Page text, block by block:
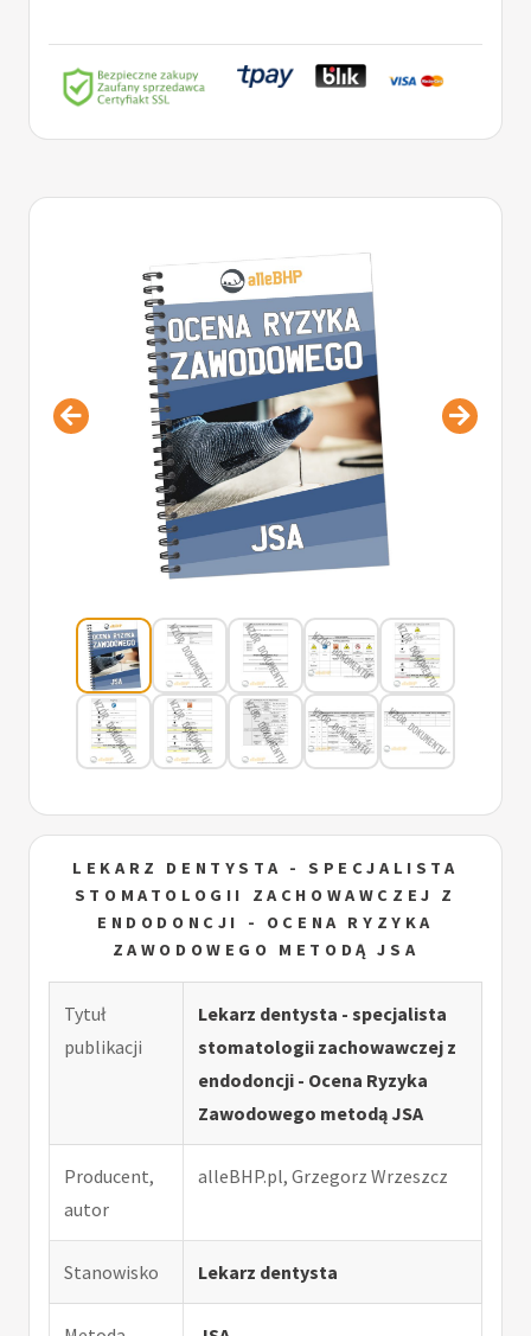
LEKARZ DENTYSTA - SPECJALISTA
STOMATOLOGII ZACHOWAWCZEJ Z
ENDODONCJI - OCENA RYZYKA
ZAWODOWEGO METODĄ JSA
Tytuł
publikacji
Lekarz dentysta - specjalista
stomatologii zachowawczej z
endodoncji - Ocena Ryzyka
Zawodowego metodą JSA
Producent,
autor
alleBHP.pl, Grzegorz Wrzeszcz
Stanowisko Lekarz dentysta